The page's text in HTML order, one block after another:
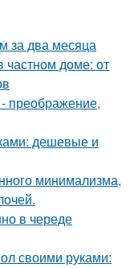
за два месяца
частном доме: от
преображение,
дешевые и
минимализма,
в череде
своими руками: